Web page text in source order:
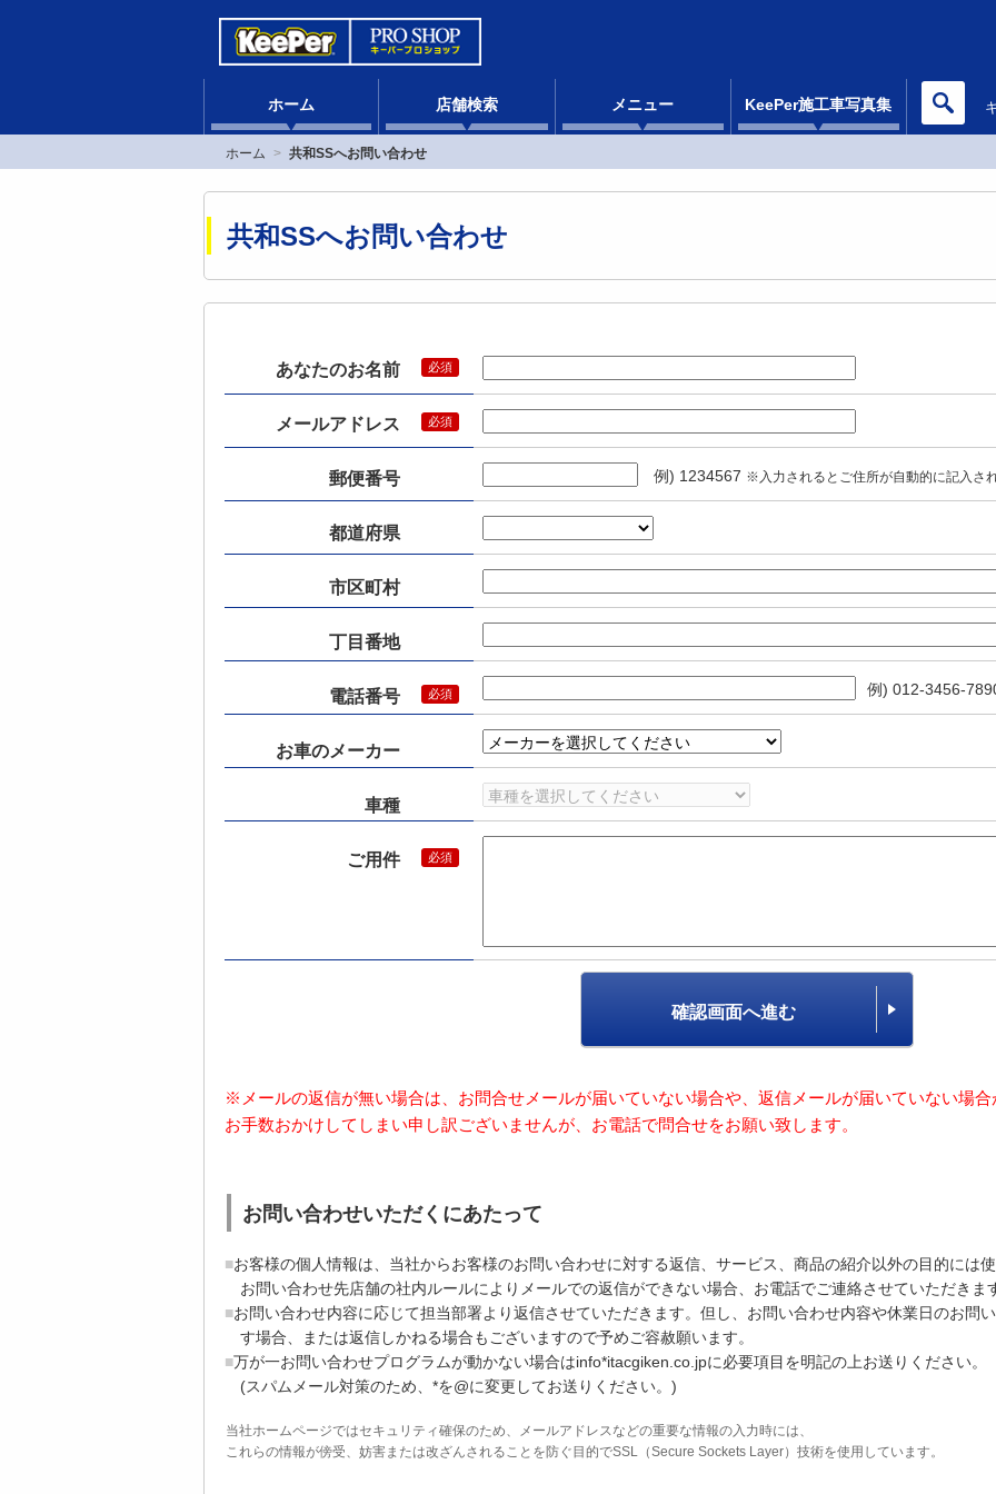
ホーム 店舗検索 メニュー KeePer施工車写真集
ホーム 共和SSへお問い合わせ
共和SSへお問い合わせ
あなたのお名前
メールアドレス
郵便番号 例) 1234567 ※入力されるとご住所が自動的に記入さ
都道府県
市区町村
丁目番地
電話番号 例) 012-3456-
お車のメーカー
車種
ご用件
確認画面へ進む
※メールの返信が無い場合は、お問合せメールが届いていない場合や、返信メールが届いていない場
お手数おかけしてしまい申し訳ございませんが、お電話で問合せをお願い致します。
お問い合わせいただくにあたって
お客様の個人情報は、当社からお客様のお問い合わせに対する返信、サービス、商品の紹介以外の目的には
お問い合わせ先店舗の社内ルールによりメールでの返信ができない場合、お電話でご連絡させていただきま
お問い合わせ内容に応じて担当部署より返信させていただきます。但し、お問い合わせ内容や休業日のお問
す場合、または返信しかねる場合もございますので予めご容赦願います。
万が一お問い合わせプログラムが動かない場合はinfo*itacgiken.co.jpに必要項目を明記の上お送りください。
(スパムメール対策のため、*を@に変更してお送りください。)
当社ホームページではセキュリティ確保のため、メールアドレスなどの重要な情報の入力時には、
これらの情報が傍受、妨害または改ざんされることを防ぐ目的でSSL（Secure Sockets Layer）技術を使用しています。